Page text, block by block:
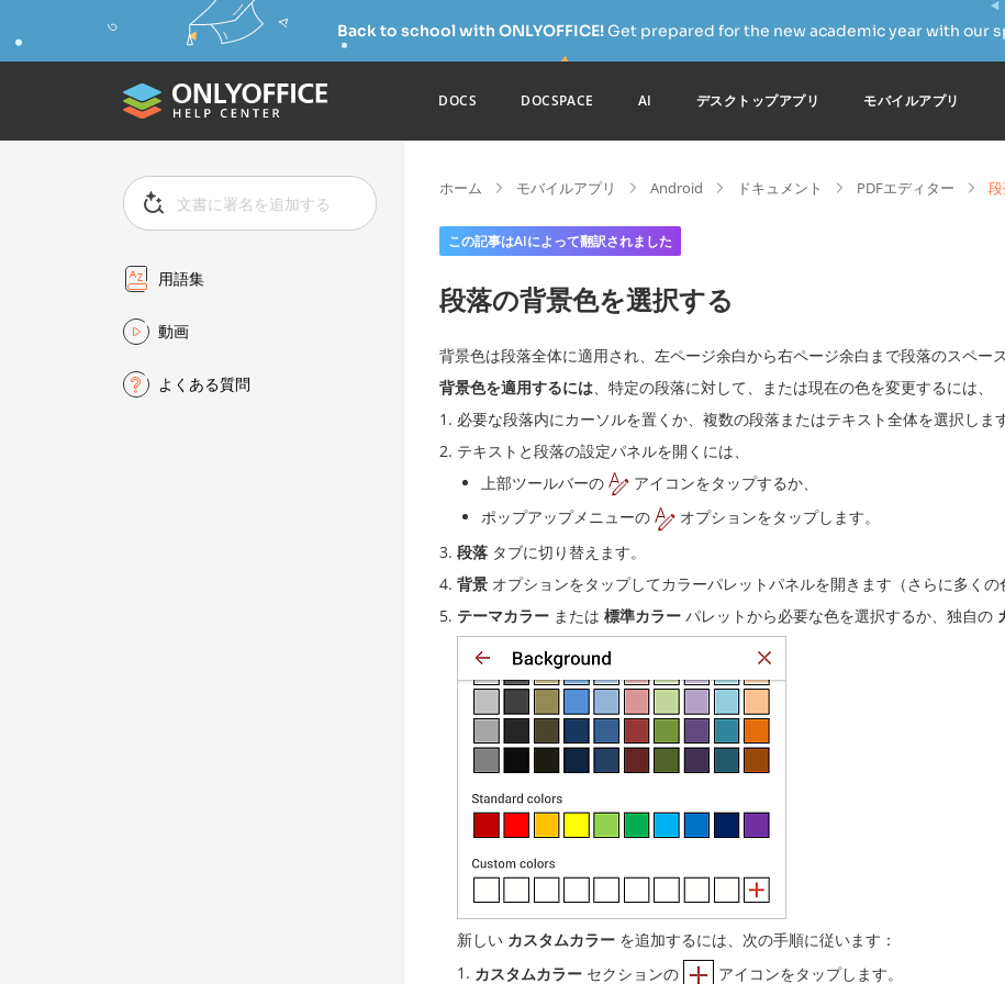
Back to school with ONLYOFFICE!Get prepared for the new academic year with our
DOCS DOCSPACE AI デスクトップアプリ モバイルアプリ
用語集
動画
よくある質問
ホーム モバイルアプリ Android ドキュメント PDFエディター
この記事はAIによって翻訳されました
段落の背景色を選択する
背景色は段落全体に適用され、左ページ余白から右ページ余白まで段落のスペー
背景色を適用するには、特定の段落に対して、または現在の色を変更するには、
必要な段落内にカーソルを置くか、複数の段落またはテキスト全体を選択します
テキストと段落の設定パネルを開くには、
上部ツールバーの
アイコンをタップするか、
ポップアップメニューの
オプションをタップします。
段落 タブに切り替えます。
背景 オプションをタップしてカラーパレットパネルを開きます（さらに多くの
テーマカラー または 標準カラー パレットから必要な色を選択するか、独自の
新しい カスタムカラー を追加するには、次の手順に従います：
カスタムカラー セクションの アイコンをタップします。